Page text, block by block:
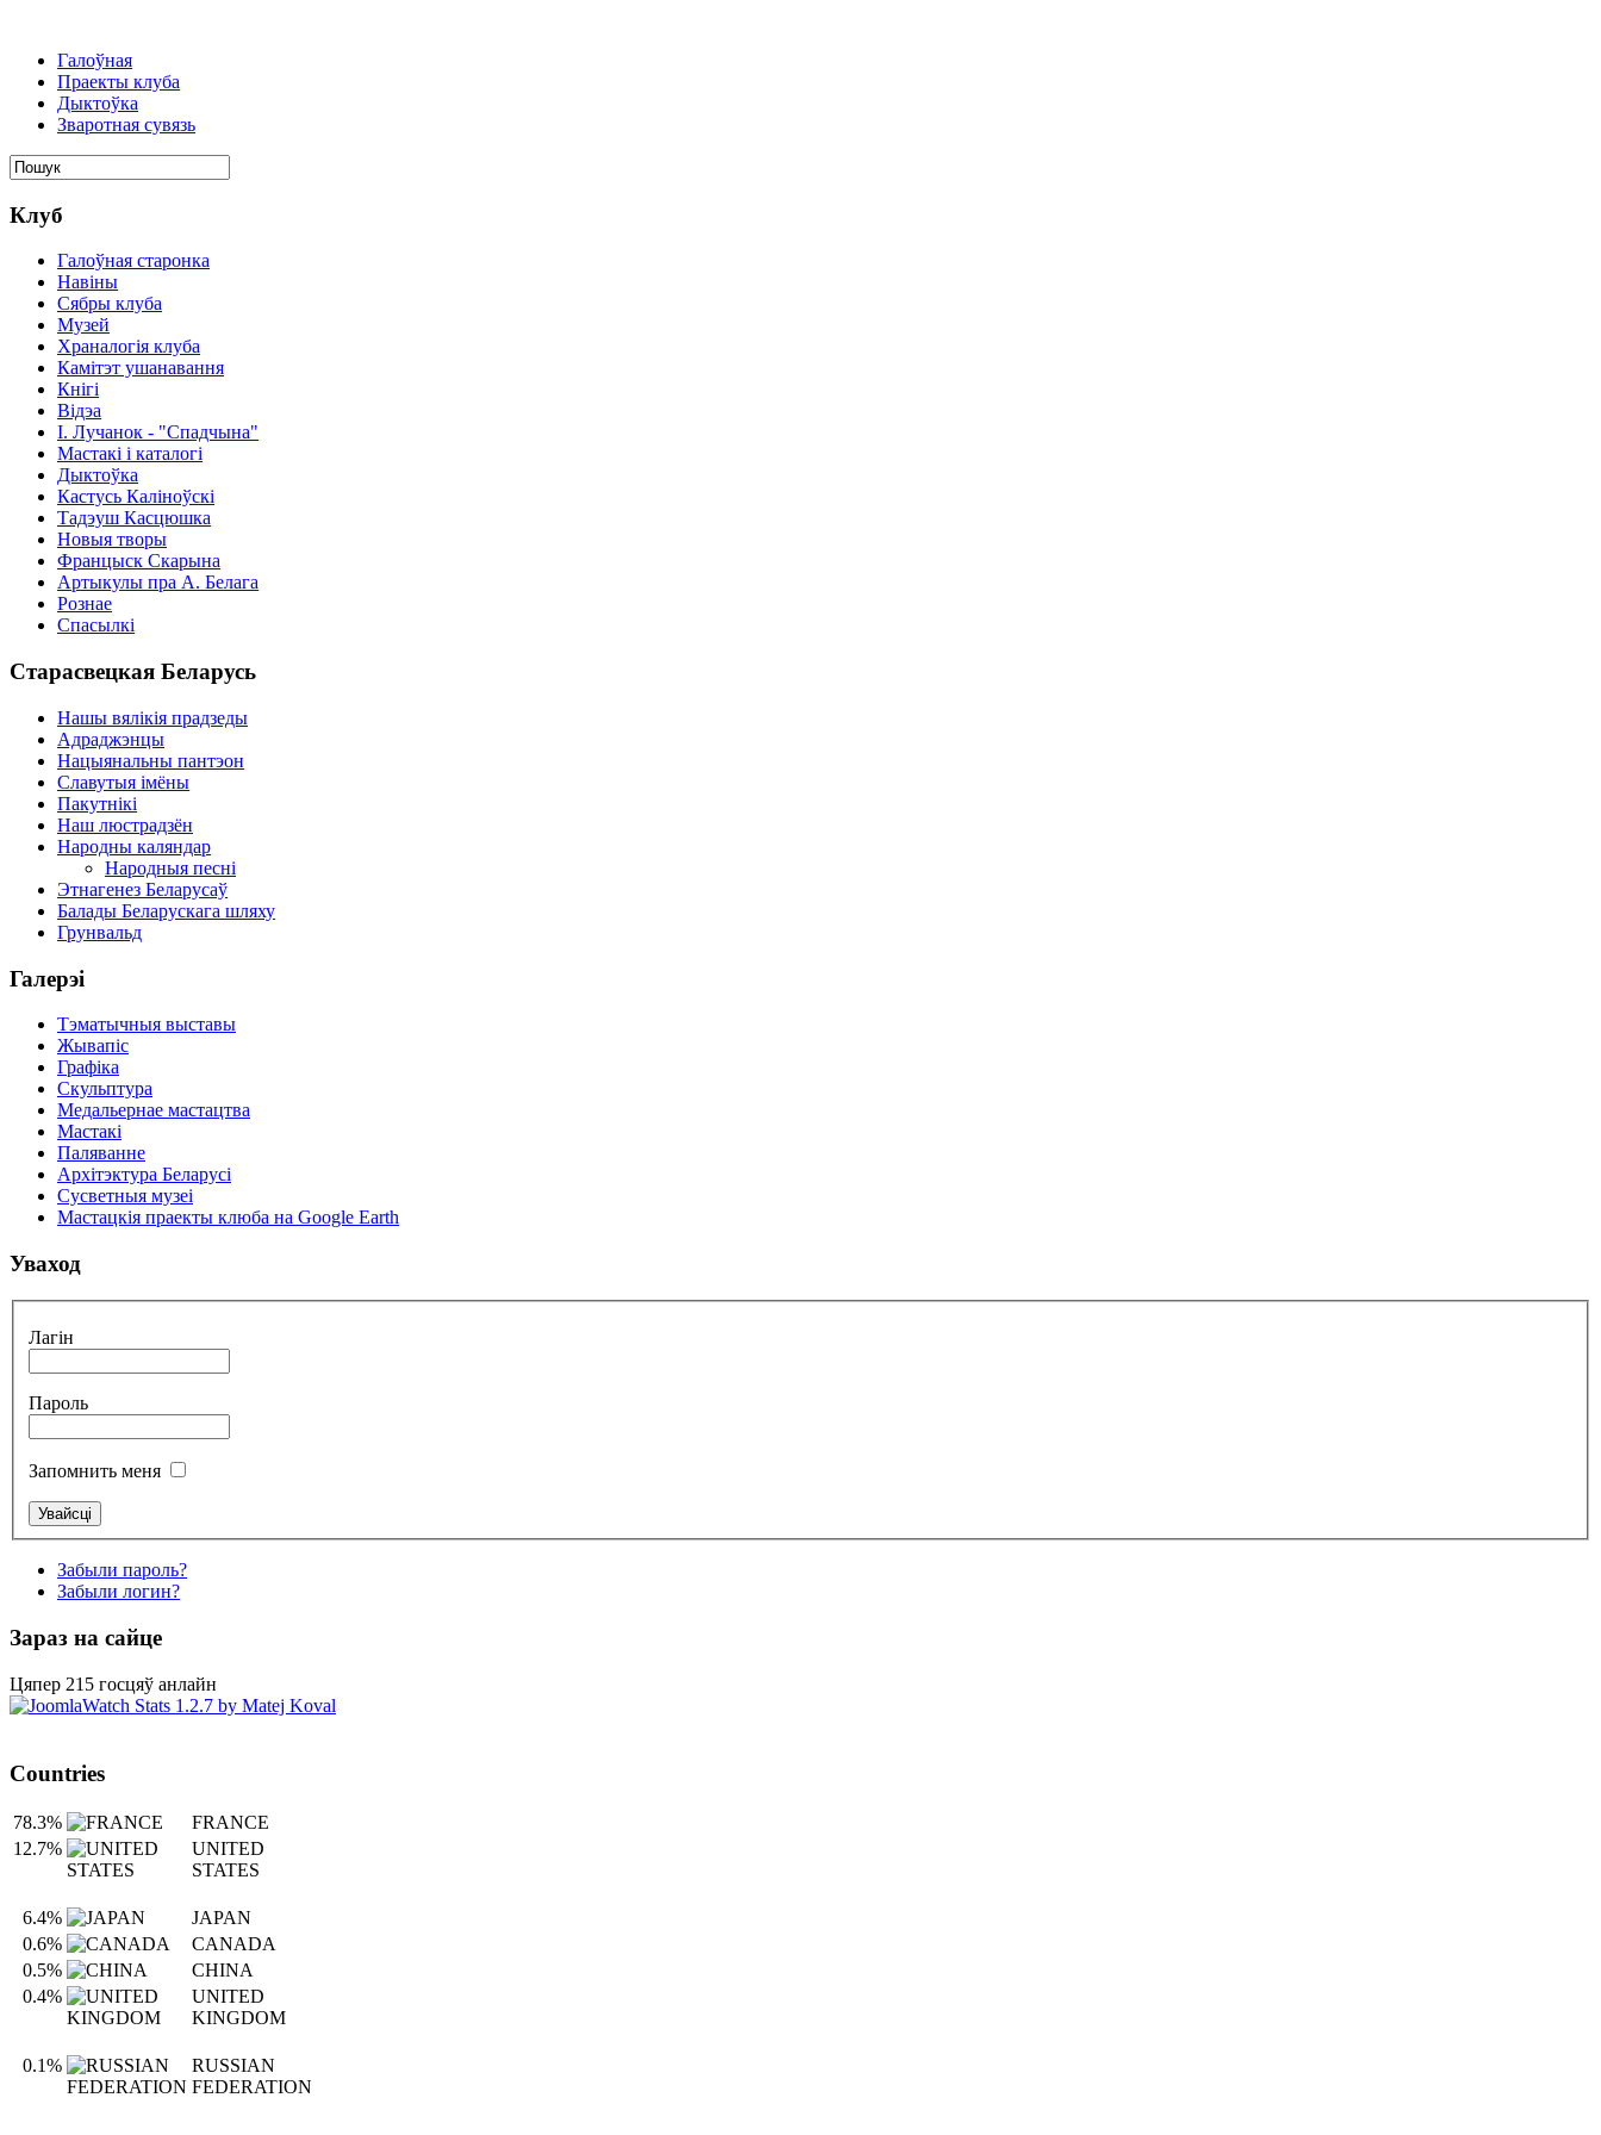
Галоўная
Праекты клуба
Дыктоўка
Зваротная сувязь
Клуб
Галоўная старонка
Навіны
Сябры клуба
Музей
Храналогія клуба
Камітэт ушанавання
Кнігі
Відэа
І. Лучанок - "Спадчына"
Мастакі i каталогi
Дыктоўка
Кастусь Каліноўскі
Тадэуш Касцюшка
Новыя творы
Францыск Скарына
Артыкулы пра А. Белага
Рознае
Спасылкі
Старасвецкая Беларусь
Нашы вялікія прадзеды
Адраджэнцы
Нацыянальны пантэон
Славутыя імёны
Пакутнікі
Наш люстрадзён
Народны каляндар
Народныя песні
Этнагенез Беларусаў
Балады Беларускага шляху
Грунвальд
Галерэі
Тэматычныя выставы
Жывапіс
Графіка
Скульптура
Медальернае мастацтва
Мастакі
Паляванне
Архітэктура Беларусі
Сусветныя музеі
Мастацкія праекты клюба на Google Earth
Уваход
Лагін
Пароль
Запомнить меня
Забыли пароль?
Забыли логин?
Зараз на сайце
Цяпер 215 госцяў анлайн
Countries
78.3%
FRANCE
12.7%
UNITED
STATES
6.4%
JAPAN
0.6%
CANADA
0.5%
CHINA
0.4%
UNITED
KINGDOM
0.1%
RUSSIAN
FEDERATION